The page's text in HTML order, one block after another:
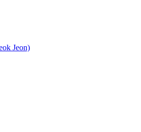
Jeon)